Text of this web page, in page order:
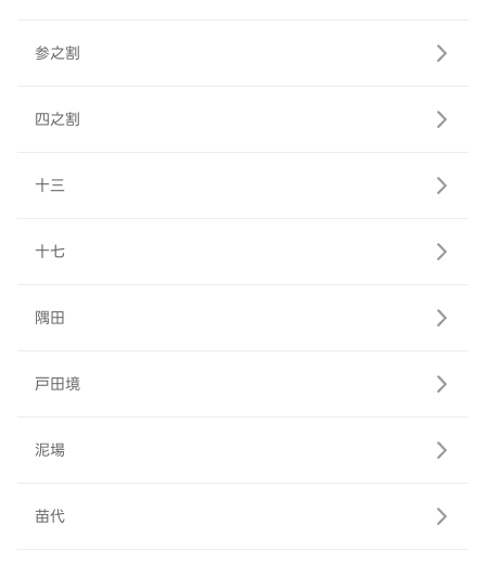
参之割
四之割
十三
十七
隅田
戸田境
泥場
苗代